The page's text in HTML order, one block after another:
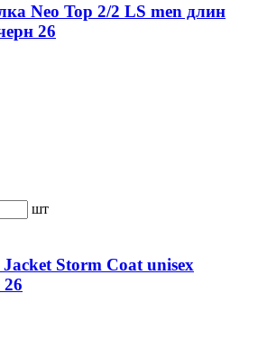
Neo Top 2/2 LS men длин
26
шт
Storm Coat unisex
26